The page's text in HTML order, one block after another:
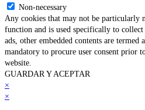
Non-necessary
Any cookies that may not be particularly
function and is used specifically to collect
ads, other embedded contents are termed
mandatory to procure user consent prior
website.
GUARDAR Y ACEPTAR
×
×